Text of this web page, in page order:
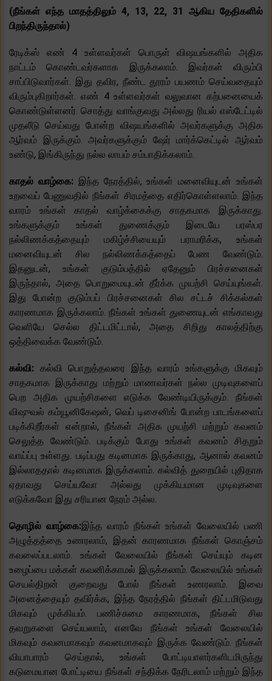
(நீங்கள் எந்த மாதத்திலும் 4, 13, 22, 31 ஆகிய தேதிகளில்
பிறந்திருந்தால்)
ரேடிக்ஸ் எண் 4 உள்ளவர்கள் பொருள் விஷயங்களில் அதிக
நாட்டம் கொண்டவர்களாக இருக்கலாம். இவர்கள் விரும்பி
சாப்பிடுவார்கள். இது தவிர, நீண்ட தூரம் பயணம் செய்வதையும்
விரும்புகிறார்கள். எண் 4 உள்ளவர்கள் வலுவான கற்பனையைக்
கொண்டுள்ளனர். சொத்து வாங்குவது அல்லது ரியல் எஸ்டேட்டில்
முதலீடு செய்வது போன்ற விஷயங்களில் அவர்களுக்கு அதிக
ஆர்வம் இருக்கும். அவர்களுக்கும் ஷேர் மார்க்கெட்டில் ஆர்வம்
உண்டு, இங்கிருந்து நல்ல லாபம் சம்பாதிக்கலாம்.
காதல் வாழ்கை: இந்த நேரத்தில், உங்கள் மனைவியுடன் உங்கள்
உறவைப் பேணுவதில் நீங்கள் சிரமத்தை எதிர்கொள்ளலாம். இந்த
வாரம் உங்கள் காதல் வாழ்க்கைக்கு சாதகமாக இருக்காது.
உங்களுக்கும் உங்கள் துணைக்கும் இடையே பரஸ்பர
நல்லிணக்கத்தையும் மகிழ்ச்சியையும் பராமரிக்க, உங்கள்
மனைவியுடன் சில நல்லிணக்கத்தைப் பேண வேண்டும்.
இதனுடன், உங்கள் குடும்பத்தில் ஏதேனும் பிரச்சனைகள்
இருந்தால், அதை பொறுமையுடன் தீர்க்க முயற்சி செய்யுங்கள்.
இது போன்ற குடும்பப் பிரச்சனைகள் சில சட்டச் சிக்கல்கள்
காரணமாக இருக்கலாம். நீங்கள் உங்கள் துணையுடன் எங்காவது
வெளியே செல்ல திட்டமிட்டால், அதை சிறிது காலத்திற்கு
ஒத்திவைக்க வேண்டும்.
கல்வி: கல்வி பொறுத்தவரை இந்த வாரம் உங்களுக்கு மிகவும்
சாதகமாக இருக்காது மற்றும் மாணவர்கள் நல்ல முடிவுகளைப்
பெற அதிக முயற்சிகளை எடுக்க வேண்டியிருக்கும். நீங்கள்
விஷுவல் கம்யூனிகேஷன், வெப் டிசைனிங் போன்ற பாடங்களைப்
படிக்கிறீர்கள் என்றால், நீங்கள் அதிக முயற்சி மற்றும் கவனம்
செலுத்த வேண்டும். படிக்கும் போது உங்கள் கவனம் சிதறும்
வாய்ப்பு உள்ளது. படிப்பது கடினமாக இருக்காது, ஆனால் கவனம்
இல்லாததால் கடினமாக இருக்கலாம். கல்வித் துறையில் புதிதாக
ஏதாவது செய்யவோ அல்லது முக்கியமான முடிவுகளை
எடுக்கவோ இது சரியான நேரம் அல்ல.
தொழில் வாழ்கை:இந்த வாரம் நீங்கள் உங்கள் வேலையில் பணி
அழுத்தத்தை உணரலாம், இதன் காரணமாக நீங்கள் கொஞ்சம்
கவலைப்படலாம். உங்கள் வேலையில் நீங்கள் செய்யும் கடின
உழைப்பை மக்கள் கவனிக்காமல் இருக்கலாம். வேலையில் உங்கள்
செயல்திறன் குறைவது போல் நீங்கள் உணரலாம். இவை
அனைத்தையும் தவிர்க்க, இந்த நேரத்தில் நீங்கள் திட்டமிடுவது
மிகவும் முக்கியம். பணிச்சுமை காரணமாக, நீங்கள் சில
தவறுகளை செய்யலாம், எனவே நீங்கள் உங்கள் வேலையில்
மிகவும் கவனமாகவும் கவனமாகவும் இருக்க வேண்டும். நீங்கள்
வியாபாரம் செய்தால், உங்கள் போட்டியாளர்களிடமிருந்து
கடுமையான போட்டியை நீங்கள் சந்திக்க நேரிடலாம் மற்றும் இந்த